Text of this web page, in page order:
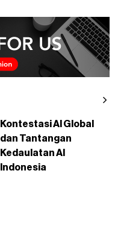
Kontestasi AI Global
dan Tantangan
Kedaulatan AI
Indonesia